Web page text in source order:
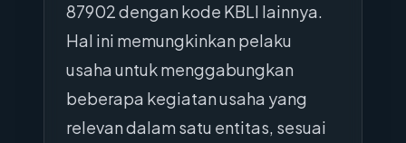
87902 dengan kode KBLI lainnya.
Hal ini memungkinkan pelaku
usaha untuk menggabungkan
beberapa kegiatan usaha yang
relevan dalam satu entitas, sesuai